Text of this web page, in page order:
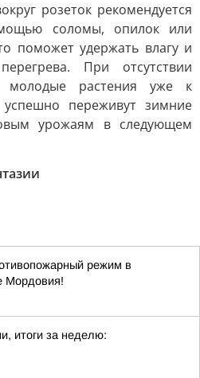
розеток рекомендуется
соломы, опилок или
поможет удержать влагу и
При отсутствии
молодые растения уже к
переживут зимние
урожаям в следующем
режим в
Мордовия!
итоги за неделю: